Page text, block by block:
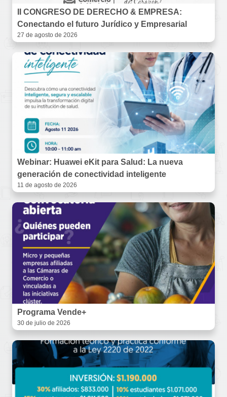
II CONGRESO DE DERECHO & EMPRESA:
Conectando el futuro Jurídico y Empresarial
27 de agosto de 2026
Webinar: Huawei eKit para Salud: La nueva
generación de conectividad inteligente
11 de agosto de 2026
Programa Vende+
30 de julio de 2026